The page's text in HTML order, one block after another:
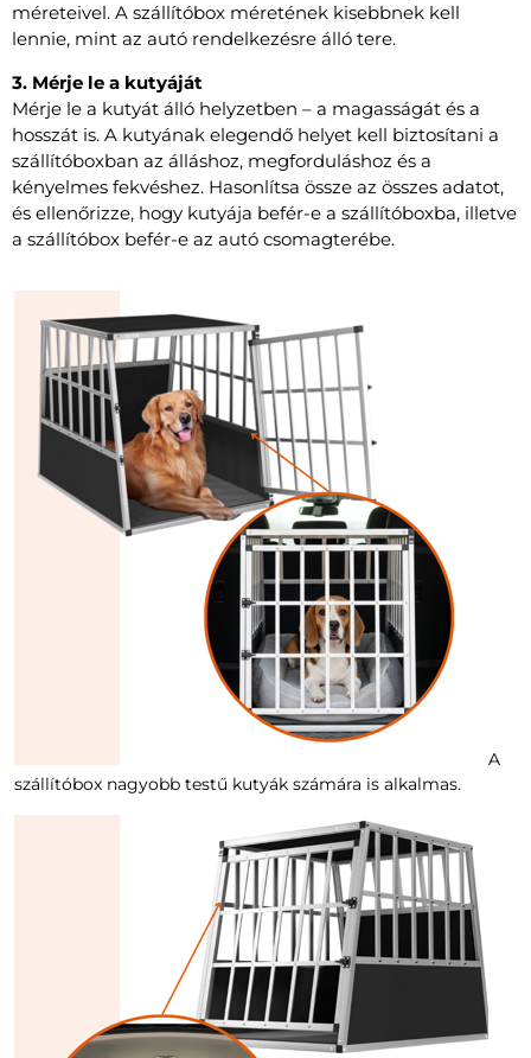
méreteivel. A szállítóbox méretének kisebbnek kell
lennie, mint az autó rendelkezésre álló tere.
3. Mérje le a kutyáját
Mérje le a kutyát álló helyzetben – a magasságát és a
hosszát is. A kutyának elegendő helyet kell biztosítani a
szállítóboxban az álláshoz, megforduláshoz és a
kényelmes fekvéshez. Hasonlítsa össze az összes adatot,
és ellenőrizze, hogy kutyája befér-e a szállítóboxba, illetve
a szállítóbox befér-e az autó csomagterébe.
A
szállítóbox nagyobb testű kutyák számára is alkalmas.